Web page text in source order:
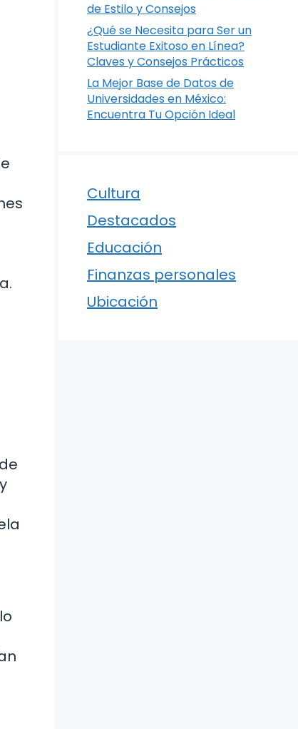
de Estilo y Consejos
¿Qué se Necesita para Ser un
Estudiante Exitoso en Línea?
Claves y Consejos Prácticos
La Mejor Base de Datos de
Universidades en México:
Encuentra Tu Opción Ideal
Cultura
Destacados
Educación
Finanzas personales
Ubicación